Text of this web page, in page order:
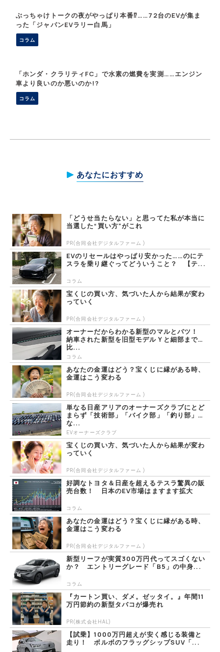
ぶっちゃけトークの夜がやっぱり本番⁉︎……72台のEVが集ま
った「ジャパンEVラリー白馬」
コラム
「ホンダ・クラリティFC」で水素の燃費を実測……エンジン
車より良いのか悪いのか!?
コラム
あなたにおすすめ
「どうせ当たらない」と思ってた私が本当に
当選した“買い方”がこれ
PR(合同会社デジタルファーム )
EVのリセールはやっぱり安かった……のにテ
スラを乗り継ぐってどういうこと？ 【テ...
コラム
宝くじの買い方、気づいた人から結果が変わ
っていく
PR(合同会社デジタルファーム )
オーナーだからわかる新型のマルとバツ！
納車された新型を旧型モデルＹと細部まで
比...
コラム
あなたの金運はどう？宝くじに縁がある時、
金運はこう変わる
PR(合同会社デジタルファーム )
単なる日産アリアのオーナーズクラブにとど
まらず「技術部」「バイク部」「釣り部」
な...
EVオーナーズクラブ
宝くじの買い方、気づいた人から結果が変わ
っていく
PR(合同会社デジタルファーム )
好調なトヨタ＆日産を超えるテスラ驚異の販
売台数！ 日本のEV市場はますます拡大
コラム
あなたの金運はどう？宝くじに縁がある時、
金運はこう変わる
PR(合同会社デジタルファーム )
新型リーフが実質300万円代ってスゴくない
か？ エントリーグレード「B5」の中身...
コラム
『カートン買い、ダメ。ゼッタイ。』年間11
万円節約の新型タバコが爆売れ
PR(株式会社HAL)
【試乗】1000万円超えが安く感じる装備と
走り！ ボルボのフラッグシップSUV「...